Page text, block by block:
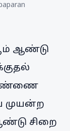
ஆண்டு
முயன்ற
சிறை